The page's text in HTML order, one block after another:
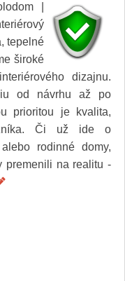
|
tepelné
široké
dizajnu.
od návrhu až po
prioritou je kvalita,
Či už ide o
rodinné domy,
premenili na realitu -